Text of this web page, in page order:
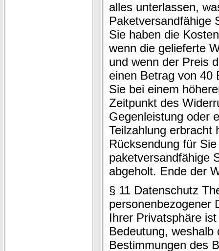
alles unterlassen,
Paketversandfähige
Sie haben die
wenn die gelieferte
und wenn der Preis
einen Betrag von 40
Sie bei einem
Zeitpunkt des
Gegenleistung oder
Teilzahlung erbracht
Rücksendung für
paketversandfähige
abgeholt. Ende der
§ 11 Datenschutz
personenbezogener
Ihrer Privatsphäre
Bedeutung, weshalb
Bestimmungen des